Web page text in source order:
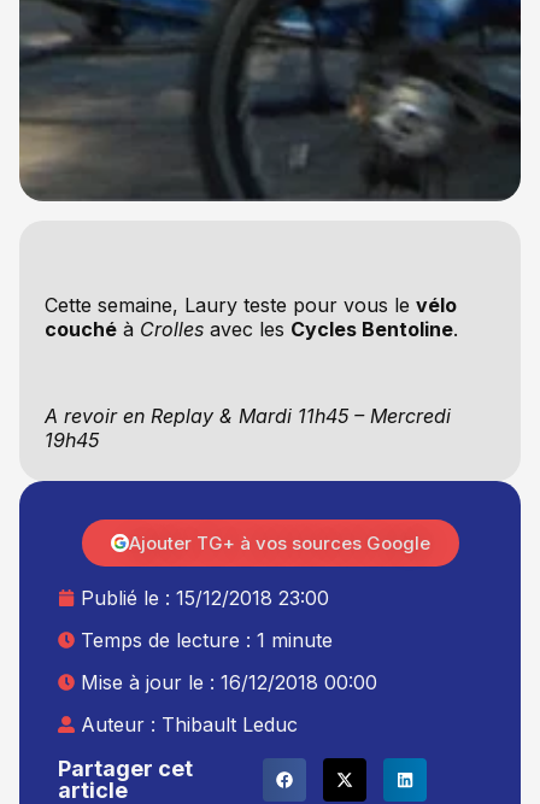
Cette semaine, Laury teste pour vous le vélo
couchéà Crollesavec les Cycles Bentoline.
A revoir en Replay & Mardi 11h45 – Mercredi
19h45
Partager cet
article
Publié le : 15/12/2018 23:00
Temps de lecture : 1 minute
Mise à jour le : 16/12/2018 00:00
Auteur : Thibault Leduc
Ajouter TG+ à vos sources Google